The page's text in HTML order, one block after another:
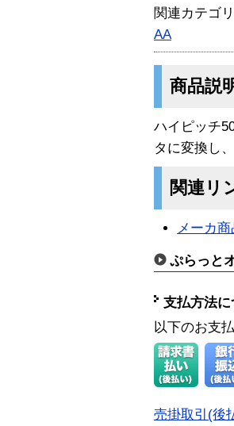
関連カテゴリ
AA
商品説
ハイピッチ
タに変換し
関連リ
メーカ
ぷらっと
支払方法に
以下のお支
売掛取引(後